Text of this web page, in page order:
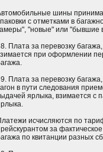
шины
с отметками в
"новые" или "бывшие
Плата за перевозку
при оформлении
Плата за перевозку
в пути следования
ярлыка, взимается с
исчисляются по
за
по квитанции разных